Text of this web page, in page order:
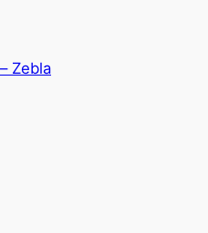
Zebla – جدول مباريات اليوم & أخبار الرياضة